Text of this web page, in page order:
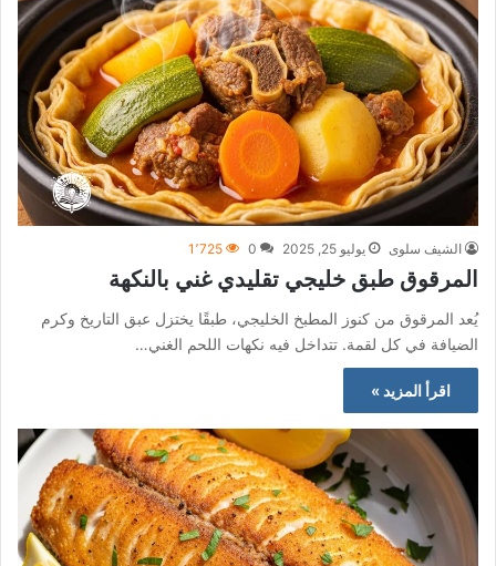
الشيف سلوى يوليو 25, 2025 0 1٬725
المرقوق طبق خليجي تقليدي غني بالنكهة
يُعد المرقوق من كنوز المطبخ الخليجي، طبقًا يختزل عبق التاريخ وكرم
الضيافة في كل لقمة. تتداخل فيه نكهات اللحم الغني…
اقرأ المزيد »